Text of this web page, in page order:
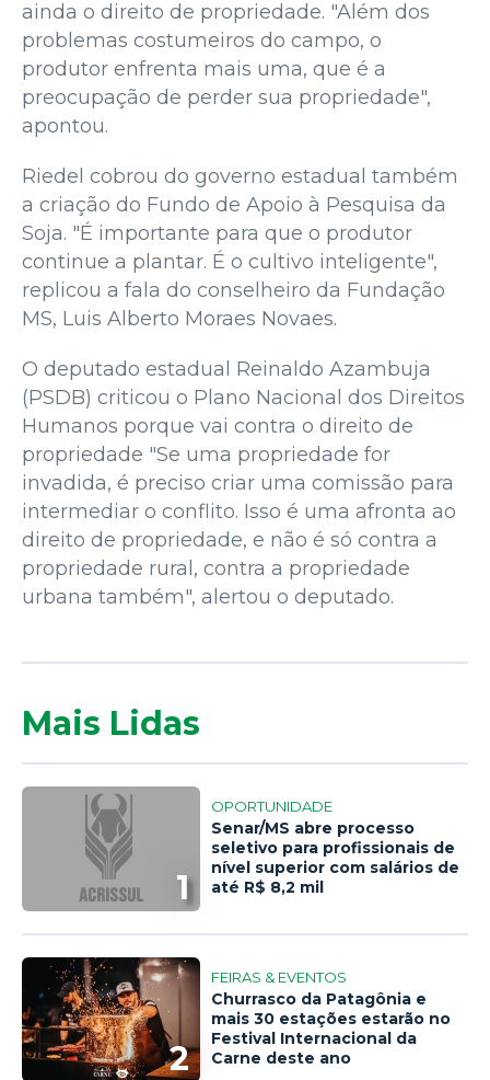
ainda o direito de propriedade. "Além dos
problemas costumeiros do campo, o
produtor enfrenta mais uma, que é a
preocupação de perder sua propriedade",
apontou.
Riedel cobrou do governo estadual também
a criação do Fundo de Apoio à Pesquisa da
Soja. "É importante para que o produtor
continue a plantar. É o cultivo inteligente",
replicou a fala do conselheiro da Fundação
MS, Luis Alberto Moraes Novaes.
O deputado estadual Reinaldo Azambuja
(PSDB) criticou o Plano Nacional dos Direitos
Humanos porque vai contra o direito de
propriedade "Se uma propriedade for
invadida, é preciso criar uma comissão para
intermediar o conflito. Isso é uma afronta ao
direito de propriedade, e não é só contra a
propriedade rural, contra a propriedade
urbana também", alertou o deputado.
Mais Lidas
1
OPORTUNIDADE
Senar/MS abre processo
seletivo para profissionais de
nível superior com salários de
até R$ 8,2 mil
2
FEIRAS & EVENTOS
Churrasco da Patagônia e
mais 30 estações estarão no
Festival Internacional da
Carne deste ano